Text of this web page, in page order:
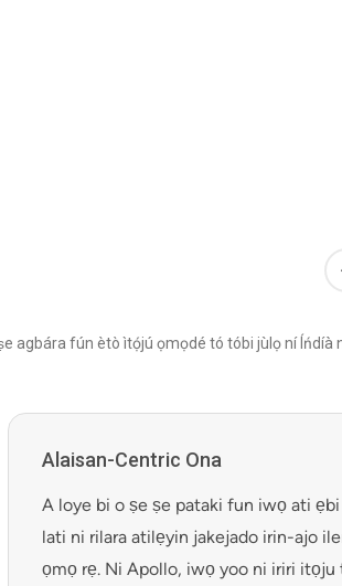
agbára fún ètò ìtọ́jú ọmọdé tó tóbi jùlọ ní Íńdíà
Alaisan-Centric Ona
A loye bi o ṣe ṣe pataki fun iwọ ati
lati ni rilara atilẹyin jakejado irin-ajo
ọmọ rẹ. Ni Apollo, iwọ yoo ni iriri itọju